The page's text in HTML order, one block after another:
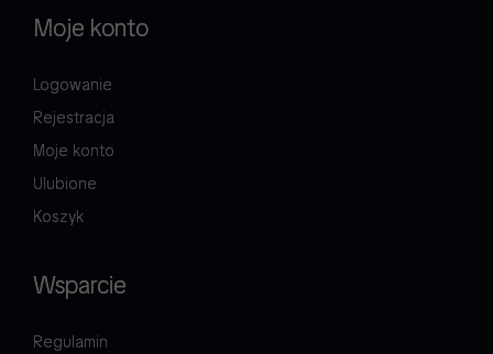
Moje konto
Logowanie
Rejestracja
Moje konto
Ulubione
Koszyk
Wsparcie
Regulamin